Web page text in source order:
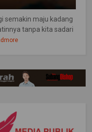
semakin maju kadang
tanpa kita sadari